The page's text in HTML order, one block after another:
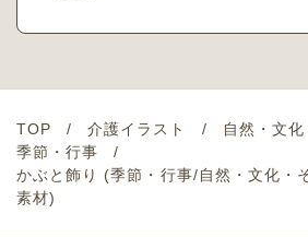
TOP 介護イラスト
自然・文
季節・行事
かぶと飾り (季節・行事/自然・文化・
素材)